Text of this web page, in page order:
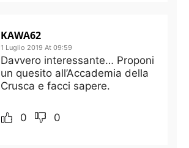
KAWA62
1 Luglio 2019 At 09:59
Davvero interessante… Proponi
un quesito all’Accademia della
Crusca e facci sapere.
0 0